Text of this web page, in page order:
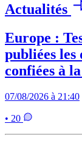
Actualités
Europe :
publiées les
confiées à
07/08/2026 à 21:40
• 20